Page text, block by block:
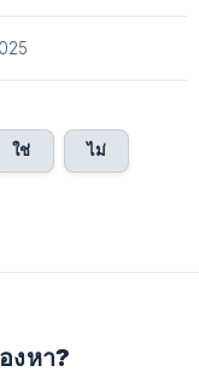
ใช่ ไม่
งหา?